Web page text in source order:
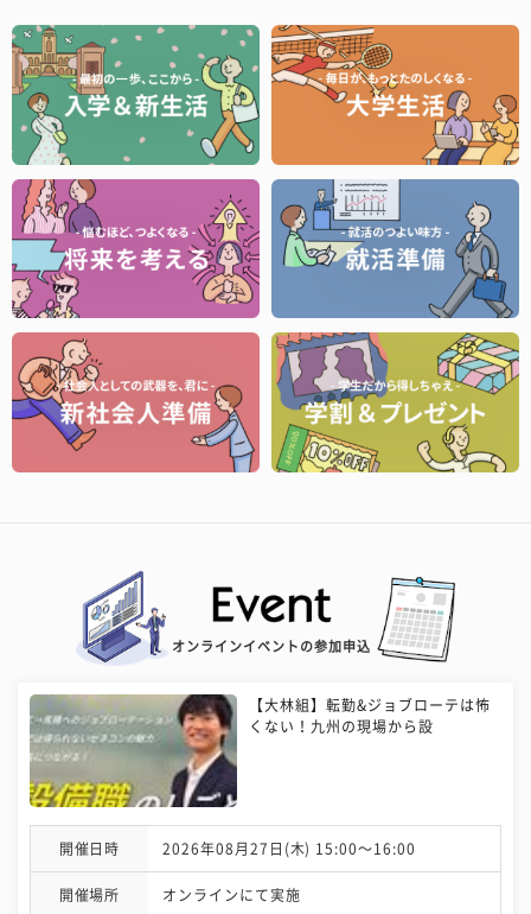
オンラインイベントの参加申込
【大林組】転勤&ジョブローテは怖
くない！九州の現場から設
開催日時 2026年08月27日(木) 15:00〜16:00
開催場所 オンラインにて実施